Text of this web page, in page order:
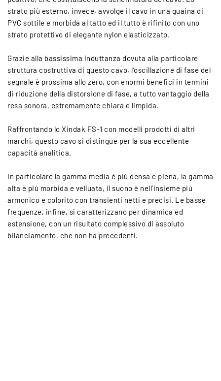
strato più esterno, invece, avvolge il cavo in una guaina di
PVC sottile e morbida al tatto ed il tutto è rifinito con uno
strato protettivo di elegante nylon elasticizzato.
Grazie alla bassissima induttanza dovuta alla particolare
struttura costruttiva di questo cavo, l’oscillazione di fase del
segnale è prossima allo zero, con enormi benefici in termini
di riduzione della distorsione di fase, a tutto vantaggio della
resa sonora, estremamente chiara e limpida.
Raffrontando lo Xindak FS-1 con modelli prodotti di altri
marchi, questo cavo si distingue per la sua eccellente
capacità analitica.
In particolare la gamma media è più densa e piena, la gamma
alta è più morbida e velluata, il suono è nell’insieme più
armonico e colorito con transienti netti e precisi. Le basse
frequenze, infine, si caratterizzano per dinamica ed
estensione, con un risultato complessivo di assoluto
bilanciamento, che non ha precedenti.